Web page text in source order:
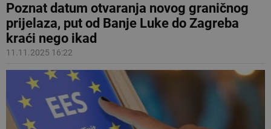
Poznat datum otvaranja novog graničnog
prijelaza, put od Banje Luke do Zagreba
kraći nego ikad
11.11.2025 16:22